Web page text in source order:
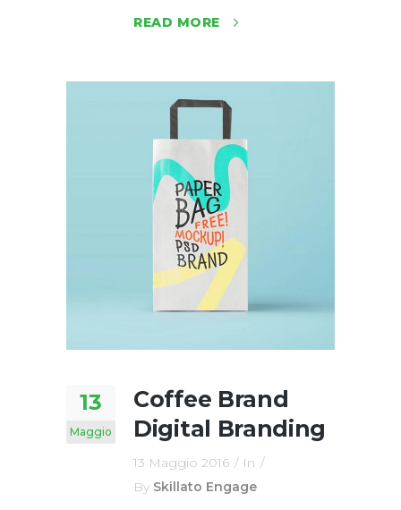
READ MORE
13
Maggio
Coffee Brand
Digital Branding
13 Maggio 2016
In
By Skillato Engage